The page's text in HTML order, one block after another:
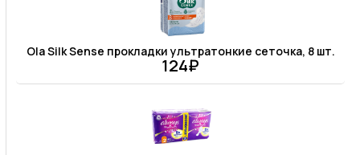
Ola Silk Sense прокладки ультратонкие сеточка, 8 шт.
124₽